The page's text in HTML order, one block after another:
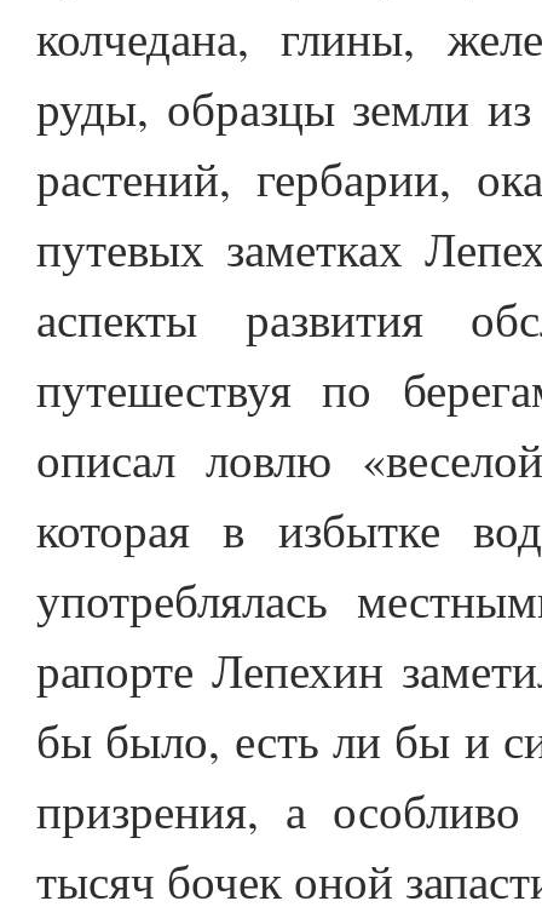
колчедана, глины,
руды, образцы земли
растений, гербарии,
путевых заметках
аспекты развития
путешествуя по
описал ловлю
которая в избытке
употреблялась
рапорте Лепехин
бы было, есть ли бы и
призрения, а
тысяч бочек оной